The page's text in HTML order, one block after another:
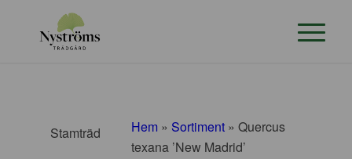
Stamträd
Hem » Sortiment »Quercus
texana ’New Madrid’